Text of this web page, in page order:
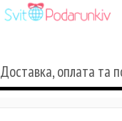
Доставка, оплата та